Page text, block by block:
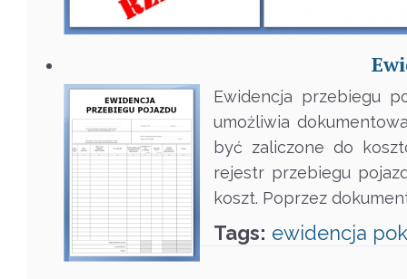
Ewidencja przebiegu
umożliwia
być zaliczone do
rejestr przebiegu
koszt. Poprzez
Tags: ewidencja